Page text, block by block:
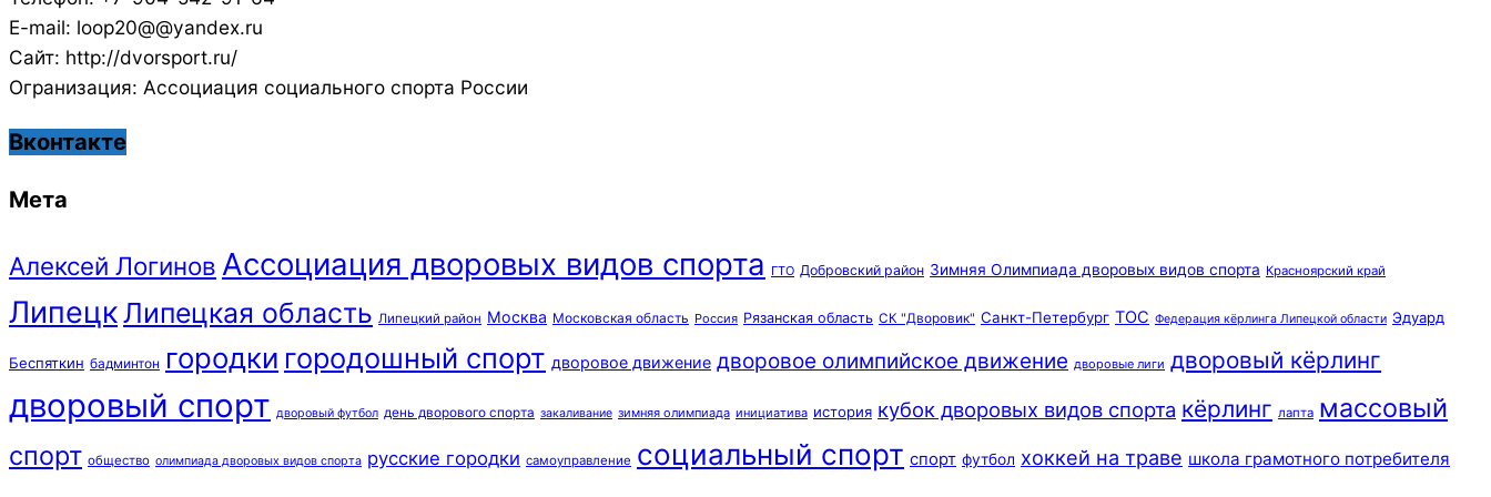
E-mail: loop20@@yandex.ru
Сайт: http://dvorsport.ru/
Огранизация: Ассоциация социального спорта России
Вконтакте
Мета
Алексей Логинов Ассоциация дворовых видов спорта ГТО Добровский район Зимняя Олимпиада дворовых видов спорта Красноярский край
ЛипецкЛипецкая область Липецкий район Москва Московская область Россия Рязанская область СК "Дворовик" Санкт-Петербург ТОС Федерация кёрлинга Липецкой области Эдуард
Беспяткин бадминтон городки городошный спорт дворовое движение дворовое олимпийское движение дворовые лиги дворовый кёрлинг
дворовый спорт дворовый футбол день дворового спорта закаливание зимняя олимпиада инициатива история кубок дворовых видов спорта кёрлинг лапта массовый
спорт общество олимпиада дворовых видов спорта русские городки самоуправление социальный спорт спорт футбол хоккей на траве школа грамотного потребителя